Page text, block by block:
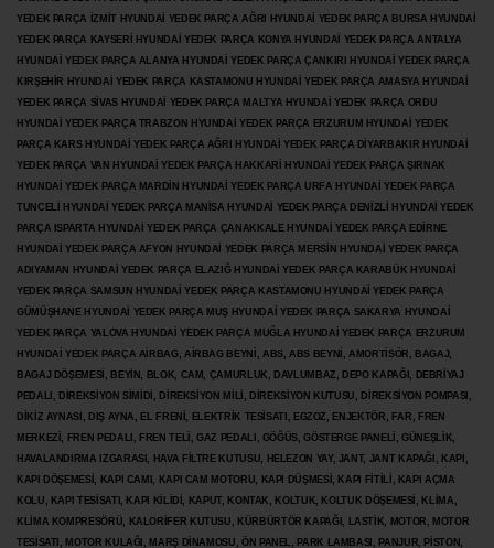
YEDEK PARÇA İZMİT HYUNDAİ YEDEK PARÇA AĞRI HYUNDAİ YEDEK PARÇA BURSA HYUNDAİ
YEDEK PARÇA KAYSERİ HYUNDAİ YEDEK PARÇA KONYA HYUNDAİ YEDEK PARÇA ANTALYA
HYUNDAİ YEDEK PARÇA ALANYA HYUNDAİ YEDEK PARÇA ÇANKIRI HYUNDAİ YEDEK PARÇA
KIRŞEHİR HYUNDAİ YEDEK PARÇA KASTAMONU HYUNDAİ YEDEK PARÇA AMASYA HYUNDAİ
YEDEK PARÇA SİVAS HYUNDAİ YEDEK PARÇA MALTYA HYUNDAİ YEDEK PARÇA ORDU
HYUNDAİ YEDEK PARÇA TRABZON HYUNDAİ YEDEK PARÇA ERZURUM HYUNDAİ YEDEK
PARÇA KARS HYUNDAİ YEDEK PARÇA AĞRI HYUNDAİ YEDEK PARÇA DİYARBAKIR HYUNDAİ
YEDEK PARÇA VAN HYUNDAİ YEDEK PARÇA HAKKARİ HYUNDAİ YEDEK PARÇA ŞIRNAK
HYUNDAİ YEDEK PARÇA MARDİN HYUNDAİ YEDEK PARÇA URFA HYUNDAİ YEDEK PARÇA
TUNCELİ HYUNDAİ YEDEK PARÇA MANİSA HYUNDAİ YEDEK PARÇA DENİZLİ HYUNDAİ YEDEK
PARÇA ISPARTA HYUNDAİ YEDEK PARÇA ÇANAKKALE HYUNDAİ YEDEK PARÇA EDİRNE
HYUNDAİ YEDEK PARÇA AFYON HYUNDAİ YEDEK PARÇA MERSİN HYUNDAİ YEDEK PARÇA
ADIYAMAN HYUNDAİ YEDEK PARÇA ELAZIĞ HYUNDAİ YEDEK PARÇA KARABÜK HYUNDAİ
YEDEK PARÇA SAMSUN HYUNDAİ YEDEK PARÇA KASTAMONU HYUNDAİ YEDEK PARÇA
GÜMÜŞHANE HYUNDAİ YEDEK PARÇA MUŞ HYUNDAİ YEDEK PARÇA SAKARYA HYUNDAİ
YEDEK PARÇA YALOVA HYUNDAİ YEDEK PARÇA MUĞLA HYUNDAİ YEDEK PARÇA ERZURUM
HYUNDAİ YEDEK PARÇA AİRBAG, AİRBAG BEYNİ, ABS, ABS BEYNİ, AMORTİSÖR, BAGAJ,
BAGAJ DÖŞEMESİ, BEYİN, BLOK, CAM, ÇAMURLUK, DAVLUMBAZ, DEPO KAPAĞI, DEBRİYAJ
PEDALI, DİREKSİYON SİMİDİ, DİREKSİYON MİLİ, DİREKSİYON KUTUSU, DİREKSİYON POMPASI,
DİKİZ AYNASI, DIŞ AYNA, EL FRENİ, ELEKTRİK TESİSATI, EGZOZ, ENJEKTÖR,
FAR, FREN
MERKEZİ, FREN PEDALI, FREN TELİ, GAZ PEDALI, GÖĞÜS, GÖSTERGE PANELİ, GÜNEŞLİK,
HAVALANDIRMA IZGARASI, HAVA FİLTRE KUTUSU, HELEZON YAY, JANT, JANT KAPAĞI, KAPI,
KAPI DÖŞEMESİ, KAPI CAMI, KAPI CAM MOTORU, KAPI DÜŞMESİ, KAPI FİTİLİ, KAPI AÇMA
KOLU, KAPI TESİSATI, KAPI KİLİDİ, KAPUT, KONTAK, KOLTUK, KOLTUK DÖŞEMESİ, KLİMA,
KLİMA KOMPRESÖRÜ, KALORİFER KUTUSU, KÜRBÜRTÖR KAPAĞI, LASTİK, MOTOR, MOTOR
TESİSATI, MOTOR KULAĞI, MARŞ DİNAMOSU, ÖN PANEL, PARK LAMBASI, PANJUR, PİSTON,